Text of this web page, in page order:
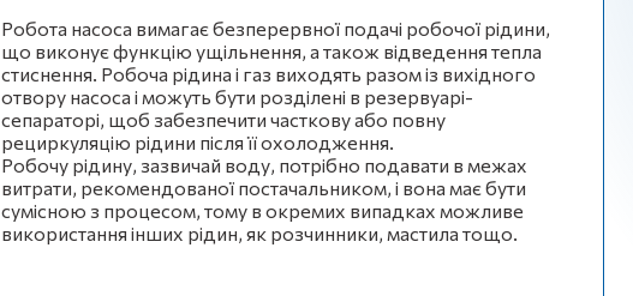
Робота насоса вимагає безперервної подачі робочої рідини,
що виконує функцію ущільнення, а також відведення тепла
стиснення. Робоча рідина і газ виходять разом із вихідного
отвору насоса і можуть бути розділені в резервуарі-
сепараторі, щоб забезпечити часткову або повну
рециркуляцію рідини після її охолодження.
Робочу рідину, зазвичай воду, потрібно подавати в межах
витрати, рекомендованої постачальником, і вона має бути
сумісною з процесом, тому в окремих випадках можливе
використання інших рідин, як розчинники, мастила тощо.